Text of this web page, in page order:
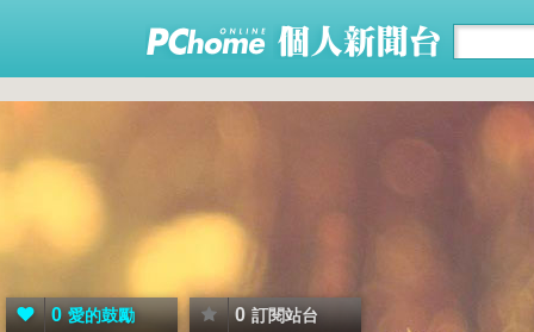
0 愛的鼓勵 0 訂閱站台